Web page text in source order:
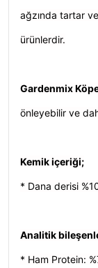
ağzında tartar
ürünlerdir.
Gardenmix
önleyebilir ve
Kemik içeriği;
* Dana derisi
Analitik
* Ham Protein: